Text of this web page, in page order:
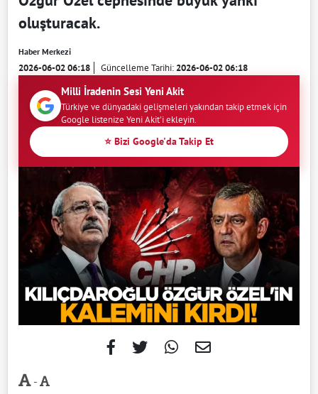
oluşturacak.
Haber Merkezi
2026-06-02 06:18 Güncelleme Tarihi:2026-06-02 06:18
Milli İradenin Sesi Yeni Akit
Türkiye ve dünyadaki gelişmeleri yakından takip etmek için
Google listenize Yeni Akit'i ekleyin.
⭐ Bizi Google'da Takip Et
-